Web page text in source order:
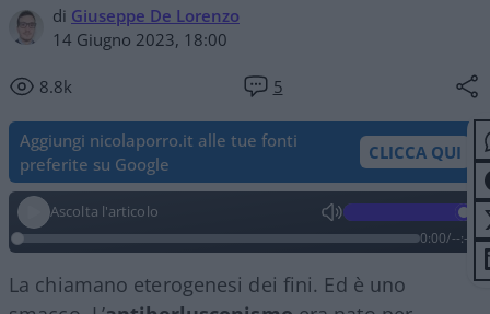
di Giuseppe De Lorenzo
14 Giugno 2023, 18:00
8.8k 5
Aggiungi nicolaporro.it alle tue fonti
preferite su Google
CLICCA QUI
Ascolta l'articolo
0:00/--:--
La chiamano eterogenesi dei fini. Ed è uno